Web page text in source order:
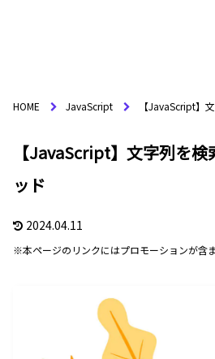
HOME JavaScript 【JavaScript】
【JavaScript】文字列を
ッド
2024.04.11
※本ページのリンクにはプロモーションが含ま